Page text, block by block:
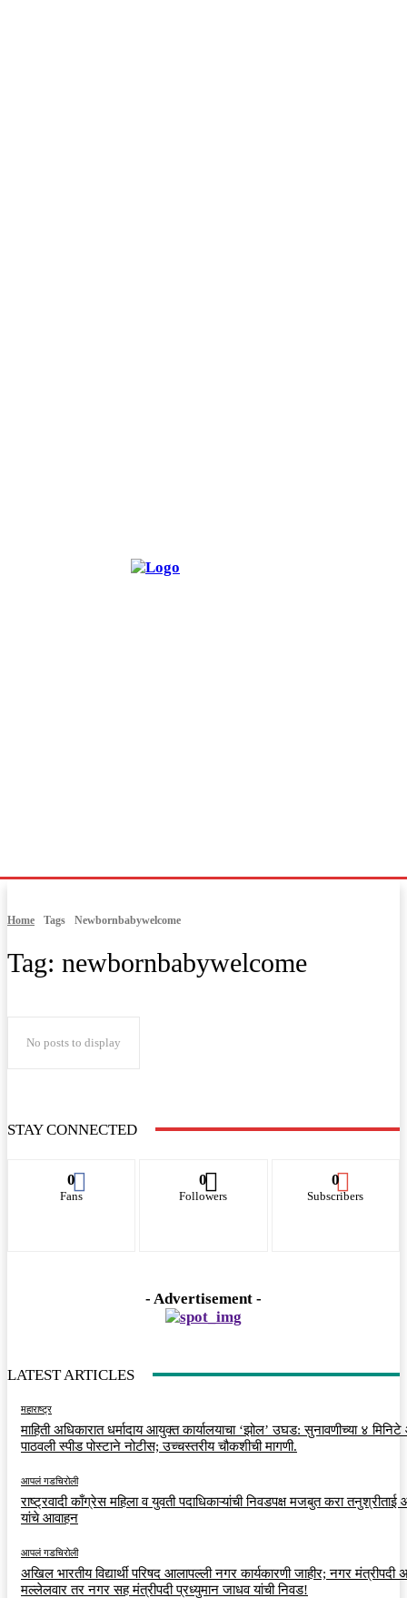
Home Tags Newbornbabywelcome
Tag: newbornbabywelcome
No posts to display
STAY CONNECTED
0
Fans
0
Followers
0
Subscribers
- Advertisement -
LATEST ARTICLES
महाराष्ट्र
माहिती अधिकारात धर्मादाय आयुक्त कार्यालयाचा ‘झोल’ उघड: सुनावणीच्या ४
पाठवली स्पीड पोस्टाने नोटीस; उच्चस्तरीय चौकशीची मागणी.
आपलं गडचिरोली
राष्ट्रवादी काँग्रेस महिला व युवती पदाधिकाऱ्यांची निवडपक्ष मजबुत करा तनुश्रीताई
यांचे आवाहन
आपलं गडचिरोली
अखिल भारतीय विद्यार्थी परिषद आलापल्ली नगर कार्यकारणी जाहीर; नगर मंत्रीपदी
मल्लेलवार तर नगर सह मंत्रीपदी प्रध्युमान जाधव यांची निवड!